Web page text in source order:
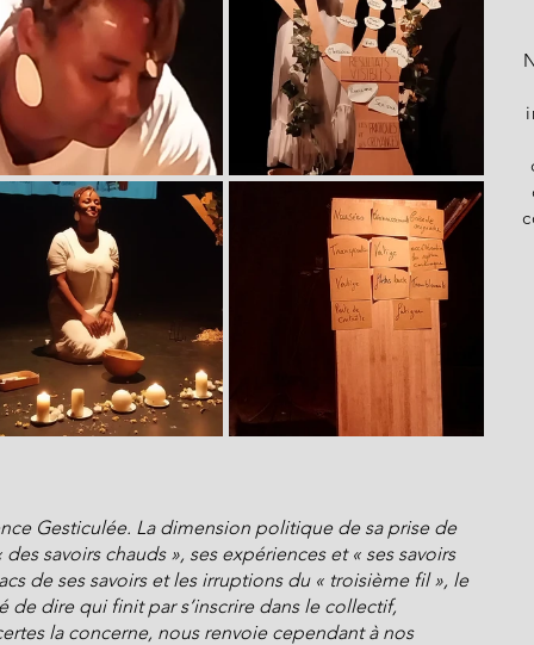
Gesticulée. La dimension politique de sa prise de
savoirs chauds », ses expériences et « ses savoirs
de ses savoirs et les irruptions du « troisième fil », le
dire qui finit par s’inscrire dans le collectif,
la concerne, nous renvoie cependant à nos